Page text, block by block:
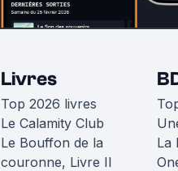
Livres
Top 2026 livres
Le Calamity Club
Le Bouffon de la
couronne, Livre II
La